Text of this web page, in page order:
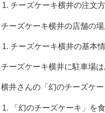
チーズケーキ横井の注文
チーズケーキ横井の店舗の場
チーズケーキ横井の基本
チーズケーキ横井に駐車場は
横井さんの「幻のチーズケ
「幻のチーズケーキ」を